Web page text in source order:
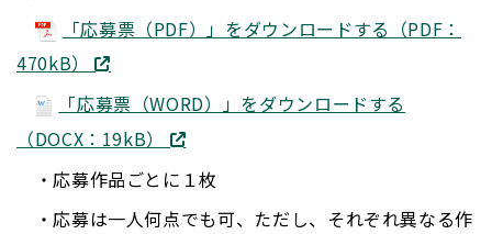
「応募票（PDF）」をダウンロードする（PDF：
470kB）
「応募票（WORD）」をダウンロードする
（DOCX：19kB）
・応募作品ごとに１枚
・応募は一人何点でも可、ただし、それぞれ異なる作